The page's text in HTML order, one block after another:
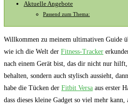
Aktuelle Angebote
Passend zum Thema:
Willkommen zu meinem ultimativen Guide
wie ‌ich die Welt der Fitness-Tracker
nach einem Gerät bist, das dir nicht nur
behalten, sondern auch stylisch aussieht,
habe die Tücken der Fitbit Versa ⁢aus erster
dass dieses kleine Gadget⁢ so viel mehr